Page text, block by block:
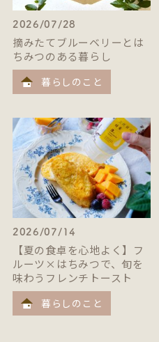
2026/07/28
摘みたてブルーベリーとは
ちみつのある暮らし
暮らしのこと
2026/07/14
【夏の食卓を心地よく】フ
ルーツ×はちみつで、旬を
味わうフレンチトースト
暮らしのこと